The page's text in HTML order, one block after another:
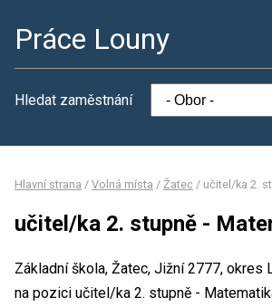
Práce Louny
Hledat zaměstnání
Hlavní strana / Volná místa / Žatec / učitel/ka 2.
učitel/ka 2. stupně -
Základní škola, Žatec, Jižní 2777,
na pozici učitel/ka 2. stupně -